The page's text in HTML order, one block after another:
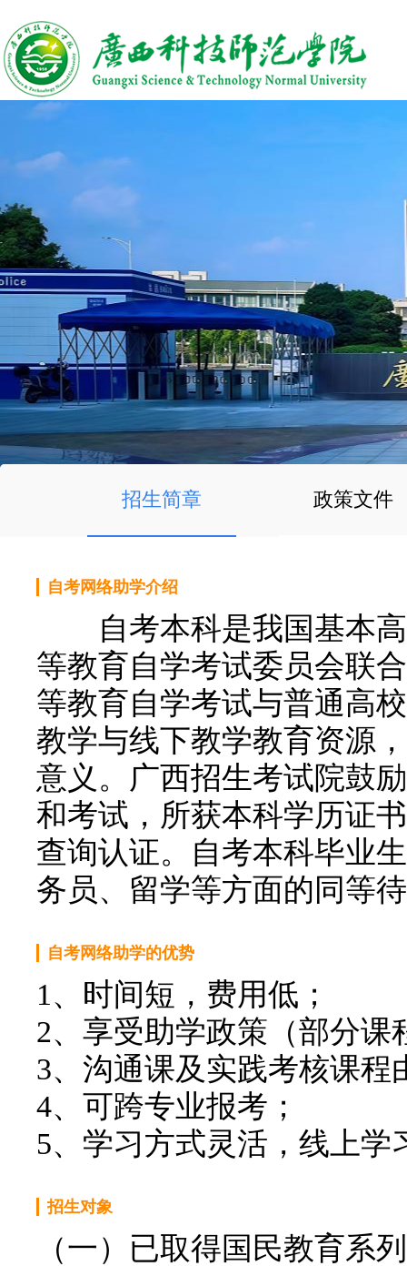
招生简章 政策文件
自考网络助学介绍
自考本科是我国基本高
等教育自学考试委员会联
等教育自学考试与普通高
教学与线下教学教育资源
意义。广西招生考试院鼓
和考试，所获本科学历证
查询认证。自考本科毕业
务员、留学等方面的同等
自考网络助学的优势
1、时间短，费用低；
2、享受助学政策（部分
3、沟通课及实践考核课程
4、可跨专业报考；
5、学习方式灵活，线上
招生对象
（一）已取得国民教育系